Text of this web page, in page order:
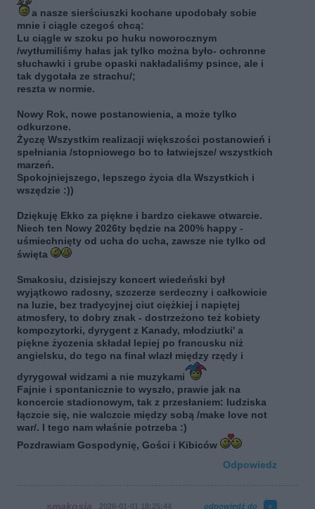
a nasze sierściuszki kochane upodobały sobie
mnie i ciągle czegoś chcą:
Lu ciągle w szoku po huku noworocznym
/wytłumiliśmy hałas jak tylko można było- ochronne
słuchawki i grube opaski nakładaliśmy psince, ale i
tak dygotała ze strachu/;
reszta w normie.
Nowy Rok, nowe postanowienia, a może tylko
odkurzone.
Życzę Wszystkim realizacji większości postanowień i
spełniania /stopniowego bo to łatwiejsze/ wszystkich
marzeń.
Spokojniejszego, lepszego życia dla Wszystkich i
wszędzie :))
Dziękuję Ekko za piękne i bardzo ciekawe otwarcie.
Niech ten Nowy 2026ty będzie na 200% happy -
uśmiechnięty od ucha do ucha, zawsze nie tylko od
święta
Smakosiu, dzisiejszy koncert wiedeński był
wyjątkowo radosny, szczerze serdeczny i całkowicie
na luzie, bez tradycyjnej ciut ciężkiej i napiętej
atmosfery, to dobry znak - dostrzeżono też kobiety
kompozytorki, dyrygent z Kanady, młodziutki' a
piękne życzenia składał lepiej po francusku niż
angielsku, do tego na finał wlazł między rzędy i
dyrygował widzami a nie muzykami
Fajnie i spontanicznie to wyszło, prawie jak na
koncercie stadionowym, tak z przesłaniem: ludziska
łączcie się, nie walczcie między sobą /make love not
war/. I tego nam właśnie potrzeba :)
Pozdrawiam Gospodynię, Gości i Kibiców
Odpowiedz
smakosia 2026-01-01 18:25:44 odpowiedź do